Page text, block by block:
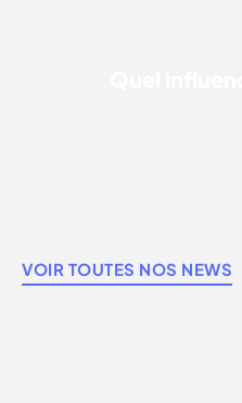
VOIR TOUTES NOS NEWS